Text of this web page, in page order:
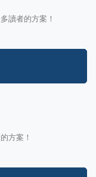
讀者的方案！
方案！